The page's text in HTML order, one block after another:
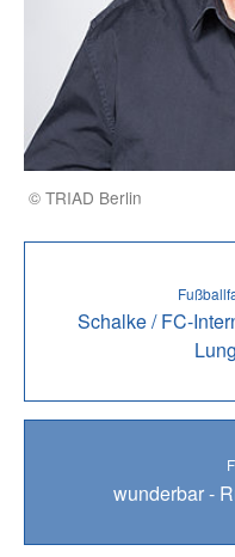
© TRIAD Berlin
Schalke / FC-
wunderbar -